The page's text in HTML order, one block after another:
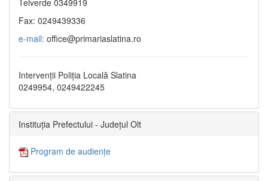
Fax: 0249439336
e-mail: office@primariaslatina.ro
Intervenții Poliția Locală Slatina
0249954, 0249422245
Instituția Prefectului - Județul Olt
Program de audiențe